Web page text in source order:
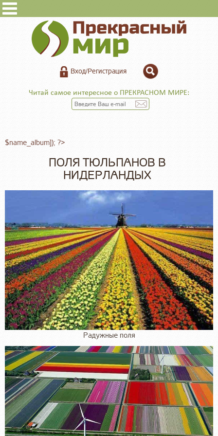
Вход/Регистрация
Читай самое интересное о ПРЕКРАСНОМ МИРЕ:
$name_album]); ?>
ПОЛЯ ТЮЛЬПАНОВ В
НИДЕРЛАНДЫХ
Радужные поля